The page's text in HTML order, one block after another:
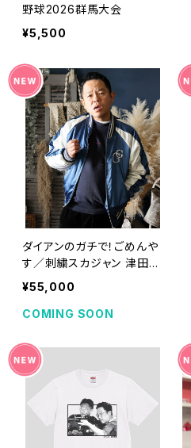
野球2026群馬大会
¥5,500
ダイアンのガチで！ごめんや
す／刺繍スカジャン 津田v
er [受注期間：2026年8月
31日(月)23:59まで]
¥55,000
COMING SOON